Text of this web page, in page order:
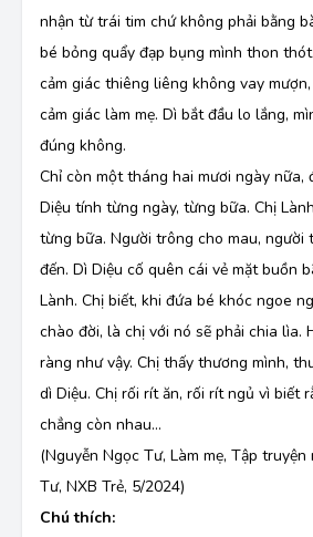
nhận từ trái tim chứ không phải bằng
bé bỏng quẩy đạp bụng mình thon
cảm giác thiêng liêng không vay
cảm giác làm mẹ. Dì bắt đầu lo lắng,
đúng không.
Chỉ còn một tháng hai mươi ngày nữa,
Diệu tính từng ngày, từng bữa. Chị
từng bữa. Người trông cho mau, người
đến. Dì Diệu cố quên cái vẻ mặt buồn
Lành. Chị biết, khi đứa bé khóc ngoe
chào đời, là chị với nó sẽ phải chia lìa.
ràng như vậy. Chị thấy thương mình,
dì Diệu. Chị rối rít ăn, rối rít ngủ vì biết
chẳng còn nhau...
(Nguyễn Ngọc Tư, Làm mẹ, Tập
Tư, NXB Trẻ, 5/2024)
Chú thích: